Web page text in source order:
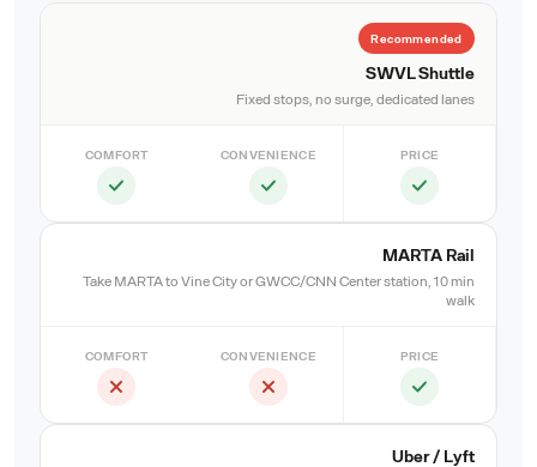
Recommended
SWVL Shuttle
Fixed stops, no surge, dedicated lanes
PRICE
CONVENIENCE
COMFORT
MARTA Rail
Take MARTA to Vine City or GWCC/CNN Center station, 10 min
walk
PRICE
CONVENIENCE
COMFORT
Uber / Lyft